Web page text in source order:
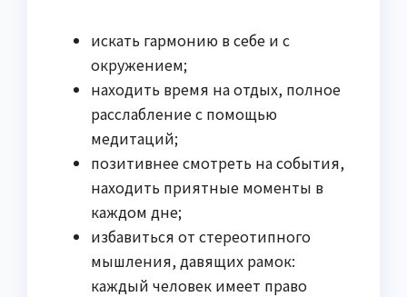
искать гармонию в себе и с
окружением;
находить время на отдых, полное
расслабление с помощью
медитаций;
позитивнее смотреть на события,
находить приятные моменты в
каждом дне;
избавиться от стереотипного
мышления, давящих рамок:
каждый человек имеет право